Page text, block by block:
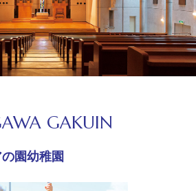
GAKUIN
園幼稚園